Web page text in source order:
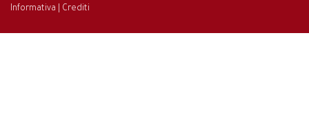
Informativa Crediti